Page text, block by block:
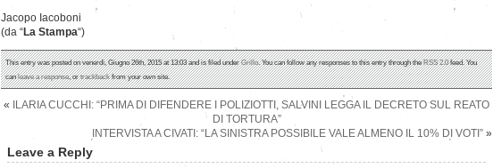
Jacopo Iacoboni
(da “La Stampa“)
This entry was posted on venerdì, Giugno 26th, 2015 at 13:03 and is filed underGrillo. You can follow any responses to this entry through theRSS 2.0feed. You
canleave a response, ortrackbackfrom your own site.
«
ILARIA CUCCHI: “PRIMA DI DIFENDERE I POLIZIOTTI, SALVINI LEGGA IL DECRETO SUL REATO
DI TORTURA”
INTERVISTA A CIVATI: “LA SINISTRA POSSIBILE VALE ALMENO IL 10% DI VOTI” »
Leave a Reply